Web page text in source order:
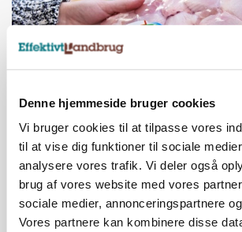
Denne hjemmeside bruger cookies
Vi bruger cookies til at tilpasse vores
til at vise dig funktioner til sociale
analysere vores trafik. Vi deler også
brug af vores website med vores
sociale medier, annonceringspartnere
Vores partnere kan kombinere disse
MARKEDSFOKUS
Prisgab på 20 kroner pr. kg
presser markedet